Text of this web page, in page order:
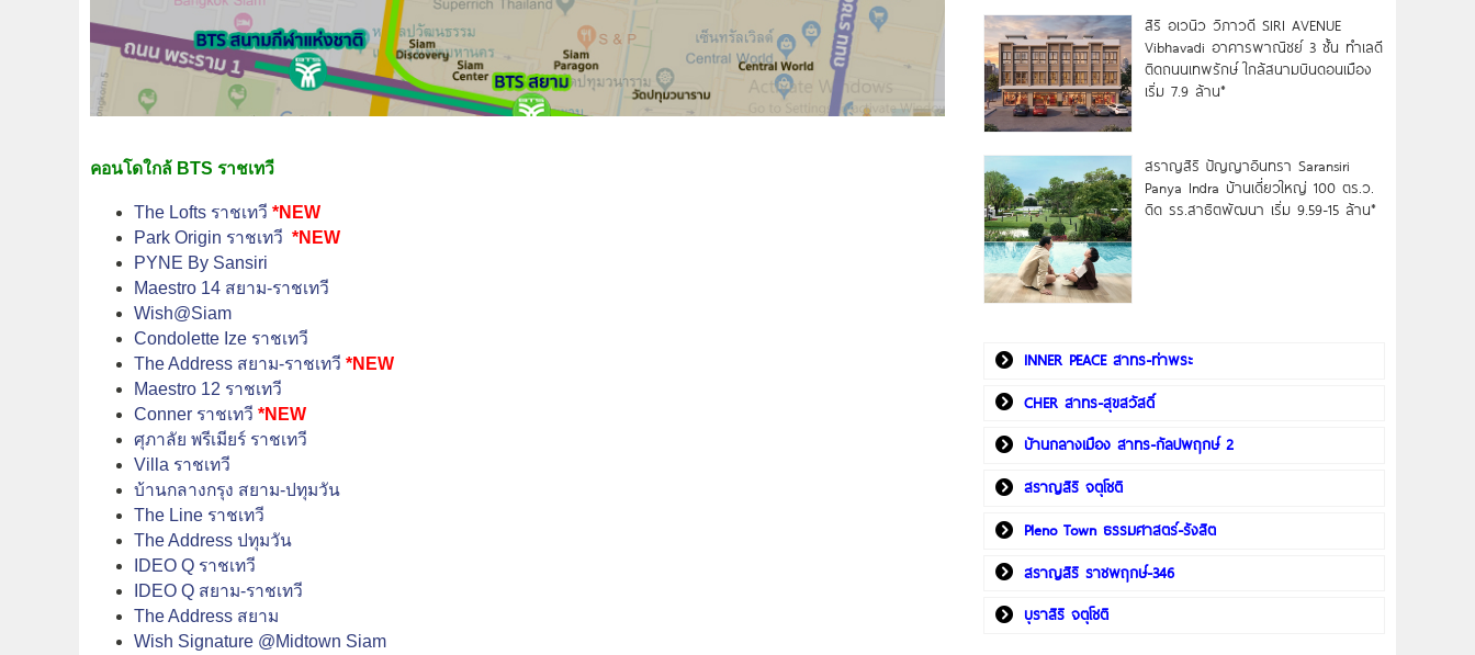
คอนโดใกล้ BTS ราชเทวี
The Lofts ราชเทวี *NEW
Park Origin ราชเทวี *NEW
PYNE By Sansiri
Maestro 14 สยาม-ราชเทวี
Wish@Siam
Condolette Ize ราชเทวี
The Address สยาม-ราชเทวี *NEW
Maestro 12 ราชเทวี
Conner ราชเทวี *NEW
ศุภาลัย พรีเมียร์ ราชเทวี
Villa ราชเทวี
บ้านกลางกรุง สยาม-ปทุมวัน
The Line ราชเทวี
The Address ปทุมวัน
IDEO Q ราชเทวี
IDEO Q สยาม-ราชเทวี
The Address สยาม
Wish Signature @Midtown Siam
สิริ อเวนิว วิภาวดี SIRI AVENUE
Vibhavadi อาคารพาณิชย์ 3 ชั้น ทำเลดี
ติดถนนเทพรักษ์ ใกล้สนามบินดอนเมือง
เริ่ม 7.9 ล้าน*
สราญสิริ ปัญญาอินทรา Saransiri
Panya Indra บ้านเดี่ยวใหญ่ 100 ตร.ว.
ดิด รร.สาธิตพัฒนา เริ่ม 9.59-15 ล้าน*
INNER PEACE สาทร-ท่าพระ
CHER สาทร-สุขสวัสดิ์
บ้านกลางเมือง สาทร-กัลปพฤกษ์ 2
สราญสิริ จตุโชติ
Pleno Town ธรรมศาสตร์-รังสิต
สราญสิริ ราชพฤกษ์-346
บุราสิริ จตุโชติ